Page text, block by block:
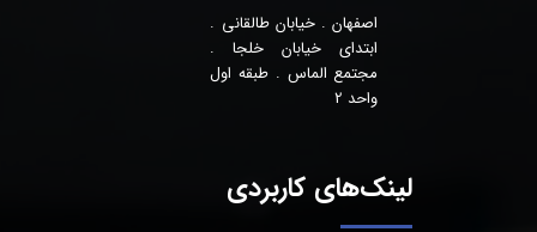
اصفهان . خیابان طالقانی .
ابتدای خیابان خلجا .
مجتمع الماس . طبقه اول
واحد 2
لینک‌های کاربردی